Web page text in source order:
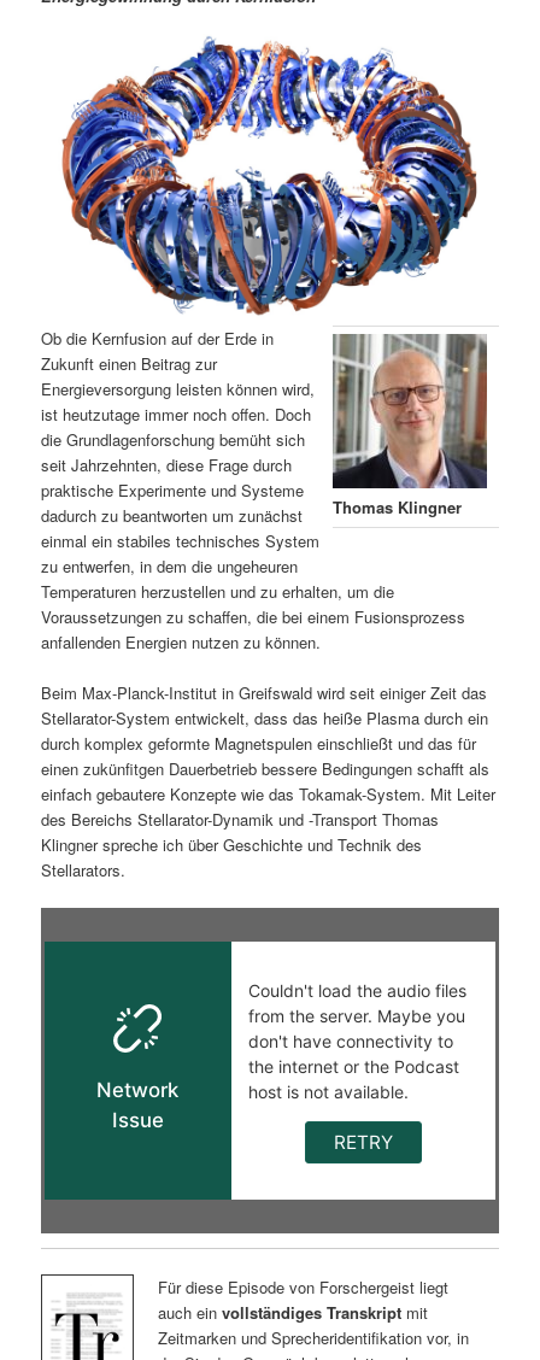
e
h
a
l
t
s
p
i
n
g
e
ä
I
n
h
a
l
t
p
r
i
n
n
Thomas Klingner
Ob die Kernfusion auf der Erde in
Zukunft einen Beitrag zur
Energieversorgung leisten können wird,
ist heutzutage immer noch offen. Doch
die Grundlagenforschung bemüht sich
seit Jahrzehnten, diese Frage durch
praktische Experimente und Systeme
dadurch zu beantworten um zunächst
einmal ein stabiles technisches System
zu entwerfen, in dem die ungeheuren
Temperaturen herzustellen und zu erhalten, um die
Voraussetzungen zu schaffen, die bei einem Fusionsprozess
anfallenden Energien nutzen zu können.
Beim Max-Planck-Institut in Greifswald wird seit einiger Zeit das
Stellarator-System entwickelt, dass das heiße Plasma durch ein
durch komplex geformte Magnetspulen einschließt und das für
einen zukünfitgen Dauerbetrieb bessere Bedingungen schafft als
einfach gebautere Konzepte wie das Tokamak-System. Mit Leiter
des Bereichs Stellarator-Dynamik und -Transport Thomas
Klingner spreche ich über Geschichte und Technik des
Stellarators.
Für diese Episode von Forschergeist liegt
auch ein vollständiges Transkriptmit
Zeitmarken und Sprecheridentifikation vor, in